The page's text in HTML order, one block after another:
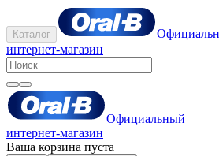
Каталог
интернет-магазин
Официальный
интернет-магазин
Ваша корзина пуста